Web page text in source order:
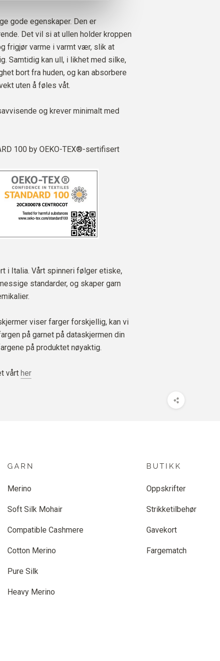
gode egenskaper. Den er
Det vil si at ullen holder kroppen
frigjør varme i varmt vær, slik at
Samtidig kan ull, i likhet med silke,
bort fra huden, og kan absorbere
uten å føles våt.
og krever minimalt med
100 by OEKO-TEX®-sertifisert
i Italia. Vårt spinneri følger etiske,
standarder, og skaper garn
viser farger forskjellig, kan vi
på garnet på dataskjermen din
på produktet nøyaktig.
vårt her
GARN
Merino
Soft Silk Mohair
Compatible Cashmere
Cotton Merino
Pure Silk
Heavy Merino
BUTIKK
Oppskrifter
Strikketilbehør
Gavekort
Fargematch